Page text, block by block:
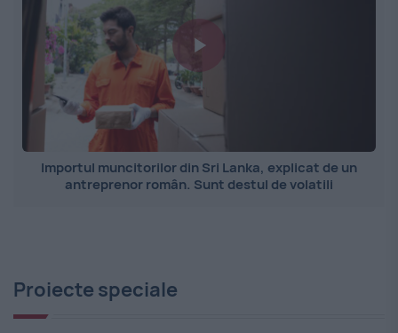
Importul muncitorilor din Sri Lanka, explicat de un
antreprenor român. Sunt destul de volatili
Proiecte speciale